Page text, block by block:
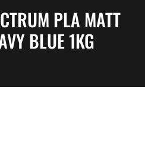
PLA MATT
BLUE 1KG